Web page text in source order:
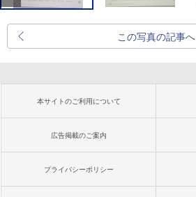
この写真の記事へ
本サイトのご利用について
広告掲載のご案内
プライバシーポリシー